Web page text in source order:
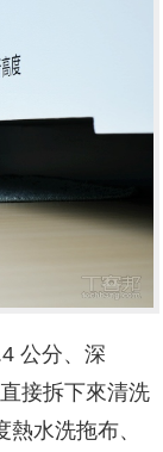
公分、深
接拆下來清洗
水洗拖布、